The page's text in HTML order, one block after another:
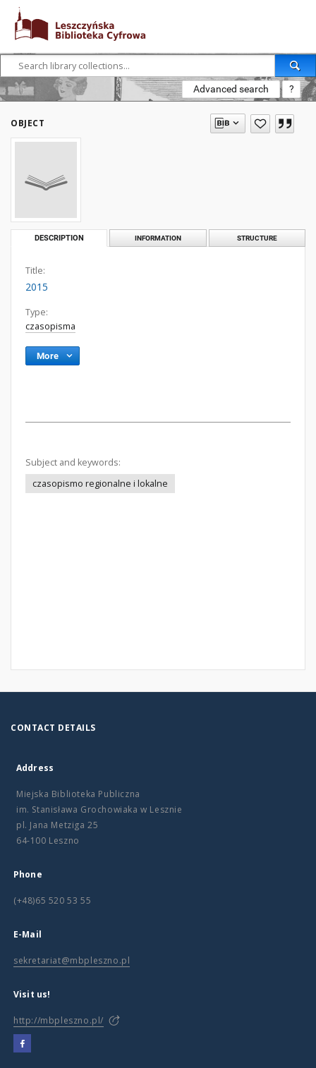
Advanced search ?
OBJECT
DESCRIPTION INFORMATION STRUCTURE
Title:
2015
Type:
czasopisma
More
Subject and keywords:
czasopismo regionalne i lokalne
CONTACT DETAILS
Address
Miejska Biblioteka Publiczna
im. Stanisława Grochowiaka w Lesznie
pl. Jana Metziga 25
64-100 Leszno
Phone
(+48)65 520 53 55
E-Mail
sekretariat@mbpleszno.pl
Visit us!
http://mbpleszno.pl/